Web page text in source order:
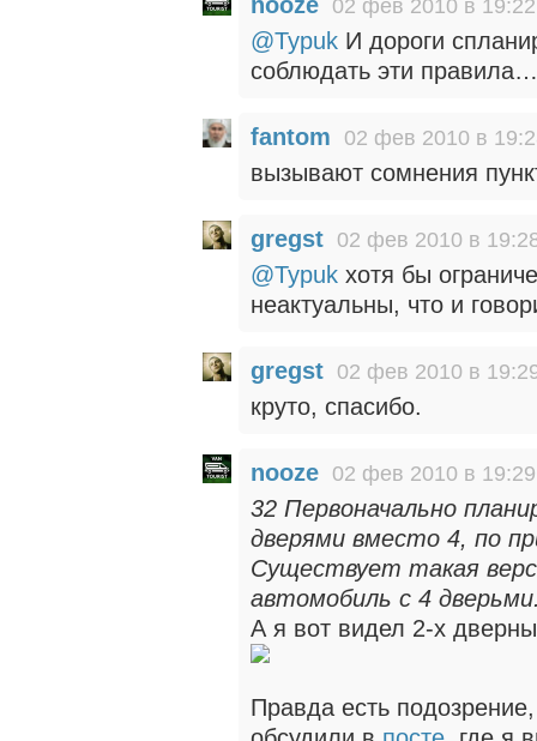
02 фев 2010 в 19:22
@Typuk И дороги
соблюдать эти правила…
fantom 02 фев 2010 в
вызывают сомнения
gregst 02 фев 2010 в
@Typuk хотя бы
неактуальны, что и
gregst 02 фев 2010 в
круто, спасибо.
nooze 02 фев 2010 в 19:29
32 Первоначально
дверями вместо 4, по
Существует такая
автомобиль с 4
А я вот видел 2-х
Правда есть